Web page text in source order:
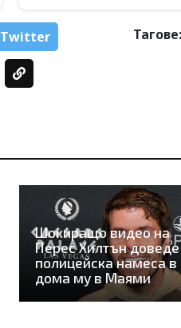
Тwitter Тагове:
Шокиращо видео на
Перес Хилтън
полицейска намеса в
дома му в Маями